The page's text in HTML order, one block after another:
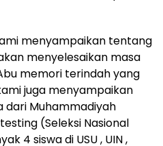
menyampaikan tentang
menyelesaikan masa
memori terindah yang
juga menyampaikan
dari Muhammadiyah
(Seleksi Nasional
4 siswa di USU , UIN ,